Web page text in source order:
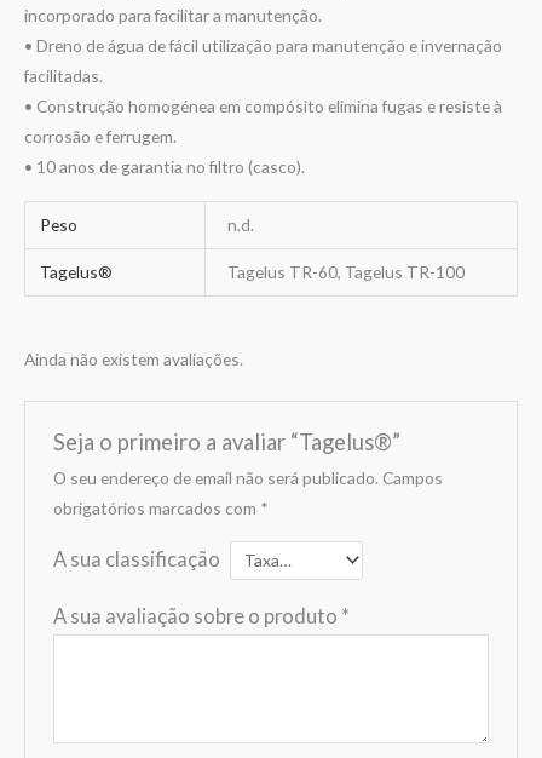
incorporado para facilitar a manutenção.
• Dreno de água de fácil utilização para manutenção e invernação
facilitadas.
• Construção homogénea em compósito elimina fugas e resiste à
corrosão e ferrugem.
• 10 anos de garantia no filtro (casco).
Peso n.d.
Tagelus® Tagelus TR-60, Tagelus TR-100
Ainda não existem avaliações.
Seja o primeiro a avaliar “Tagelus®”
O seu endereço de email não será publicado. Campos
obrigatórios marcados com *
A sua classificação
A sua avaliação sobre o produto *